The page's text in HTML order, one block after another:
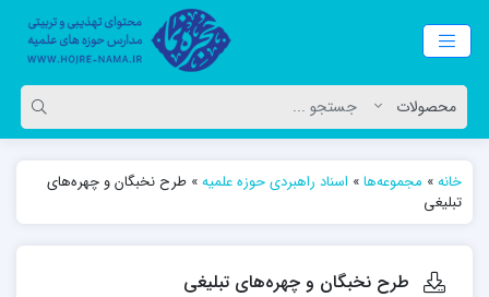
خانه» مجموعه‌ها» اسناد راهبردی حوزه علمیه» طرح نخبگان و چهره‌های
تبلیغی
طرح نخبگان و چهره‌های تبلیغی